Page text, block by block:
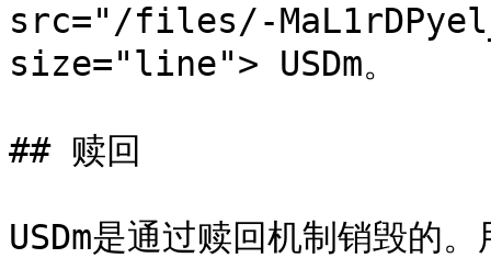
src="/files/-
size="line"> USDm。
## 赎回
USDm是通过赎回机制销毁的